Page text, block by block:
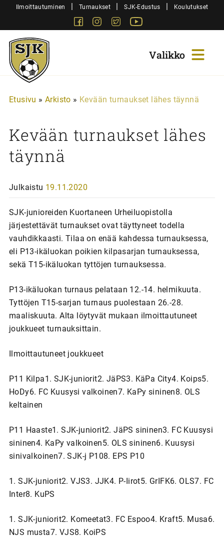
SiirryIlmoittautuminen | Turnaukset | SJK-Edustus | Koulutukset
FacebookInstagram
Twitter
Sjk-
Juniorit
Etusivu » Arkisto » Kevään turnaukset lähes täynnä
Kevään turnaukset lähes
täynnä
Julkaistu 19.11.2020
SJK-junioreiden Kuortaneen Urheiluopistolla
järjestettävät turnaukset ovat täyttyneet todella
vauhdikkaasti. Tilaa on enää kahdessa turnauksessa,
eli P13-ikäluokan poikien kilpasarjan turnauksessa,
sekä T15-ikäluokan tyttöjen turnauksessa.
P13-ikäluokan turnaus pelataan 12.-14. helmikuuta.
Tyttöjen T15-sarjan turnaus puolestaan 26.-28.
maaliskuuta. Alta löytyvät mukaan ilmoittautuneet
joukkueet turnauksittain.
Ilmoittautuneet joukkueet
P11 Kilpa1. SJK-juniorit2. JäPS3. KäPa City4. Koips5.
HoDy6. FC Kuusysi valkoinen7. KaPy sininen8. OLS
keltainen
P11 Haaste1. SJK-juniorit2. JäPS sininen3. FC Kuusysi
sininen4. KaPy valkoinen5. OLS sininen6. Kuusysi
sinivalkoinen7. SJK-j P108. EPS P10
1. SJK-juniorit2. VJS3. JJK4. P-Iirot5. GrIFK6. OLS7. FC
Inter8. KuPS
1. SJK-juniorit2. Komeetat3. FC Espoo4. Kraft5. Musa6.
NJS musta7. VJS8. KoiPS